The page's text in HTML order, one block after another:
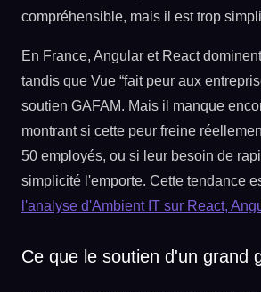
compréhensible, mais il est trop
En France, Angular et React
tandis que Vue “fait peur aux
soutien GAFAM. Mais il manque
montrant si cette peur freine
50 employés, ou si leur besoin de
simplicité l'emporte. Cette tendance
l'analyse d'Ambient IT sur React,
Ce que le soutien d'un grand